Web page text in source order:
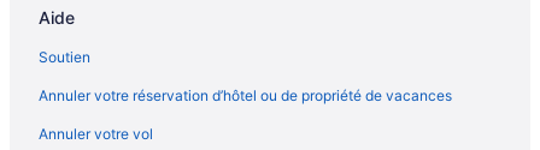
Aide
Soutien
Annuler votre réservation d’hôtel ou de propriété de vacances
Annuler votre vol